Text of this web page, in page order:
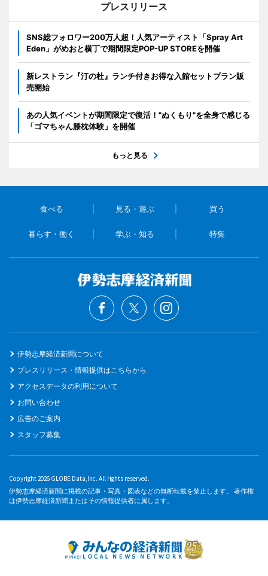
プレスリリース
SNS総フォロワー200万人超！人気アーティスト「Spray Art
Eden」がめおと横丁で期間限定POP-UP STOREを開催
新レストラン『汀の杜』ランチ付きお得な入館セットプラン販
売開始
あの人気イベントが期間限定で復活！"ぬくもり"を全身で感じる
「ゴマちゃん膝枕体験」を開催
もっと見る
食べる 見る・遊ぶ 買う
暮らす・働く 学ぶ・知る 特集
伊勢志摩経済新聞について
プレスリリース・情報提供はこちらから
アクセスデータの利用について
お問い合わせ
広告のご案内
スタッフ募集
Copyright 2026 GLOBE Data,Inc. All rights reserved.
伊勢志摩経済新聞に掲載の記事・写真・図表などの無断転載を禁止します。 著作権
は伊勢志摩経済新聞またはその情報提供者に属します。